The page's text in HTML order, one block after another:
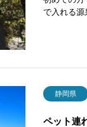
で入れる
静岡県
ペット連